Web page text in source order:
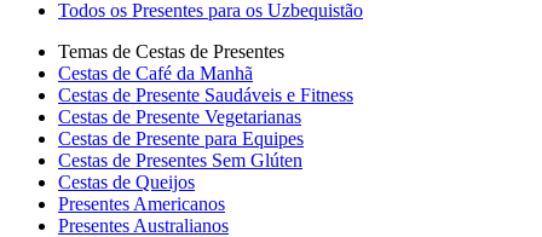
Todos os Presentes para os Uzbequistão
Temas de Cestas de Presentes
Cestas de Café da Manhã
Cestas de Presente Saudáveis e Fitness
Cestas de Presente Vegetarianas
Cestas de Presente para Equipes
Cestas de Presentes Sem Glúten
Cestas de Queijos
Presentes Americanos
Presentes Australianos